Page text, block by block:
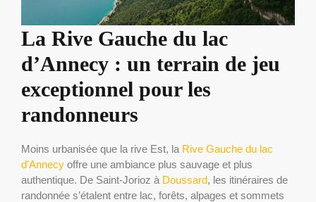
La Rive Gauche du lac
d’Annecy : un terrain de jeu
exceptionnel pour les
randonneurs
Moins urbanisée que la rive Est, la Rive Gauche du lac
d’Annecy offre une ambiance plus sauvage et plus
authentique. De Saint-Jorioz à Doussard, les itinéraires de
randonnée s’étalent entre lac, forêts, alpages et sommets